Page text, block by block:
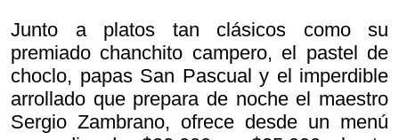
Junto a platos tan clásicos como su
premiado chanchito campero, el pastel de
choclo, papas San Pascual y el imperdible
arrollado que prepara de noche el maestro
Sergio Zambrano, ofrece desde un menú